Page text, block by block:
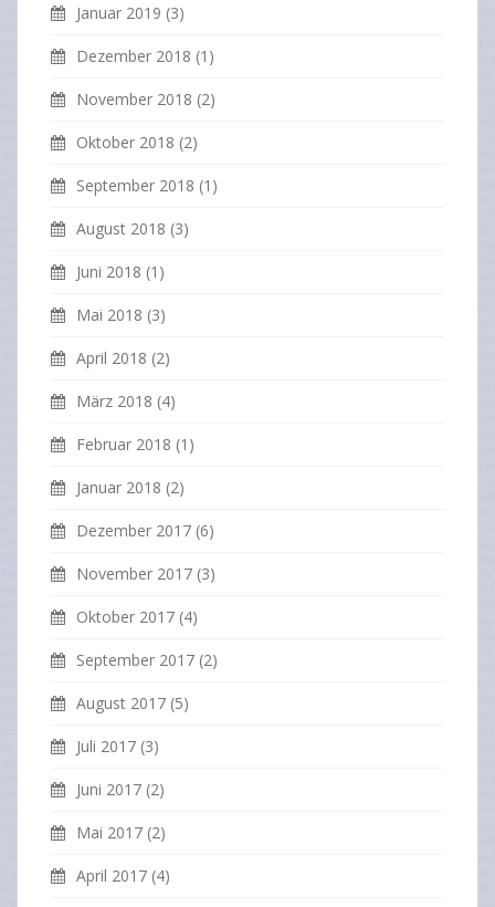
Januar 2019 (3)
Dezember 2018 (1)
November 2018 (2)
Oktober 2018 (2)
September 2018 (1)
August 2018 (3)
Juni 2018 (1)
Mai 2018 (3)
April 2018 (2)
März 2018 (4)
Februar 2018 (1)
Januar 2018 (2)
Dezember 2017 (6)
November 2017 (3)
Oktober 2017 (4)
September 2017 (2)
August 2017 (5)
Juli 2017 (3)
Juni 2017 (2)
Mai 2017 (2)
April 2017 (4)